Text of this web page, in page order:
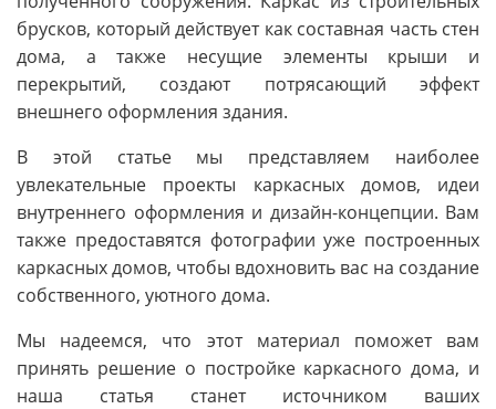
брусков, который действует как составная часть стен
дома, а также несущие элементы крыши и
перекрытий, создают потрясающий эффект
внешнего оформления здания.
В этой статье мы представляем наиболее
увлекательные проекты каркасных домов, идеи
внутреннего оформления и дизайн-концепции. Вам
также предоставятся фотографии уже построенных
каркасных домов, чтобы вдохновить вас на создание
собственного, уютного дома.
Мы надеемся, что этот материал поможет вам
принять решение о постройке каркасного дома, и
наша статья станет источником ваших